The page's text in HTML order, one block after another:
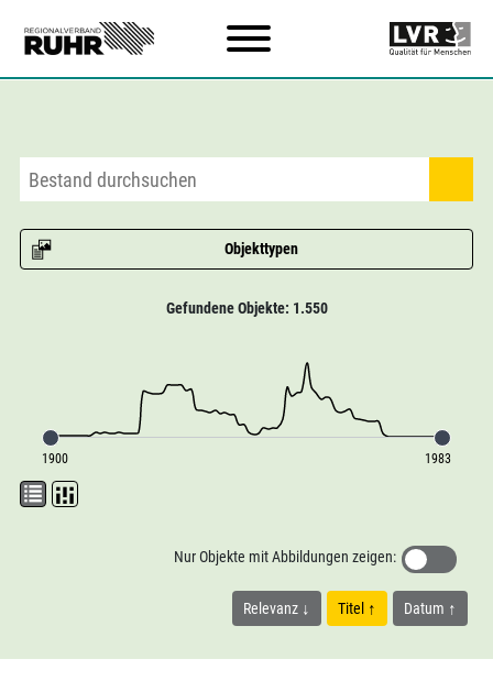
Objekttypen
Gefundene Objekte: 1.550
1900 1983
Relevanz Titel Datum
Nur Objekte mit Abbildungen zeigen: